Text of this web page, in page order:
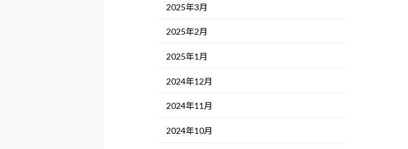
2025年3月
2025年2月
2025年1月
2024年12月
2024年11月
2024年10月